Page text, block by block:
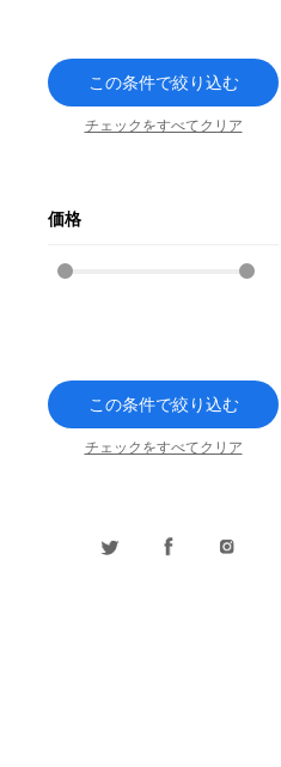
この条件で絞り込む
チェックをすべてクリア
価格
この条件で絞り込む
チェックをすべてクリア